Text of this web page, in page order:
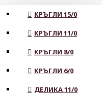
КРЪГЛИ 15/0
КРЪГЛИ 11/0
КРЪГЛИ 8/0
КРЪГЛИ 6/0
ДЕЛИКА 11/0